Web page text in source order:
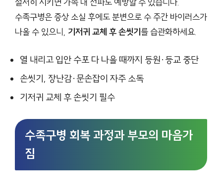
수족구병은 증상 소실 후에도 분변으로 수 주간 바이러스가
나올 수 있으니, 기저귀 교체 후 손씻기를 습관화하세요.
열 내리고 입안 수포 다 나을 때까지 등원·등교 중단
손씻기, 장난감·문손잡이 자주 소독
기저귀 교체 후 손씻기 필수
수족구병 회복 과정과 부모의 마음가
짐